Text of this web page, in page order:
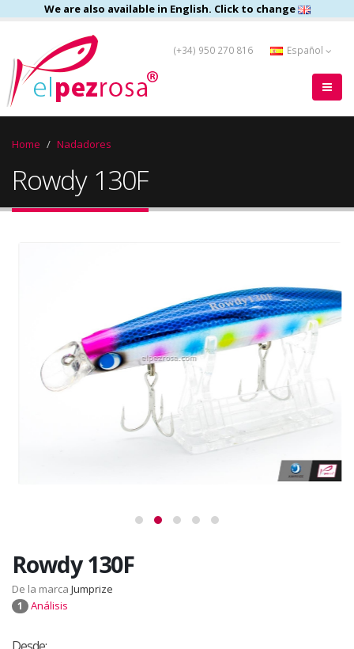
We are also available in English. Click to change
(+34) 950 270 816 Español
Home Nadadores
Rowdy 130F
Rowdy 130F
De la marca Jumprize
1 Análisis